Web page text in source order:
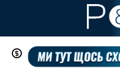
Перейти